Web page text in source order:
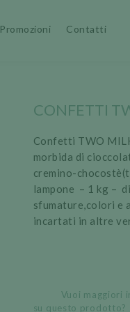
Promozioni Contatti
CONFETTI
Confetti TWO
morbida di
cremino-
lampone – 1 kg –
sfumature,colori e
incartati in altre
Vuoi maggiori
su questo prodotto?